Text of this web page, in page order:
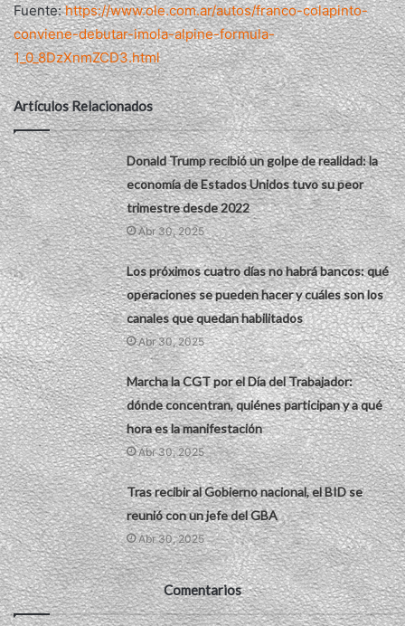
Fuente:https://www.ole.com.ar/autos/franco-colapinto-
conviene-debutar-imola-alpine-formula-
1_0_8DzXnmZCD3.html
Artículos Relacionados
Donald Trump recibió un golpe de realidad: la
economía de Estados Unidos tuvo su peor
trimestre desde 2022
Abr 30, 2025
Los próximos cuatro días no habrá bancos: qué
operaciones se pueden hacer y cuáles son los
canales que quedan habilitados
Abr 30, 2025
Marcha la CGT por el Día del Trabajador:
dónde concentran, quiénes participan y a qué
hora es la manifestación
Abr 30, 2025
Tras recibir al Gobierno nacional, el BID se
reunió con un jefe del GBA
Abr 30, 2025
Comentarios